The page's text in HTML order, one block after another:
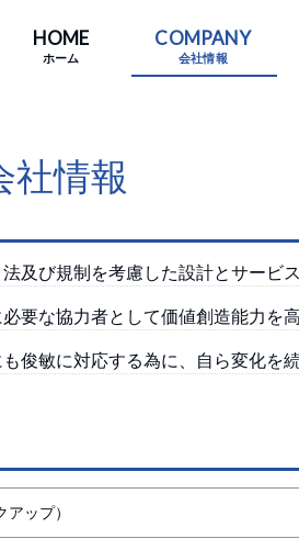
HOME
ホーム
COMPANY
会社情報
社情報
及び規制を考慮した設計とサービ
要な協力者として価値創造能力を
俊敏に対応する為に、自ら変化を
ップ）